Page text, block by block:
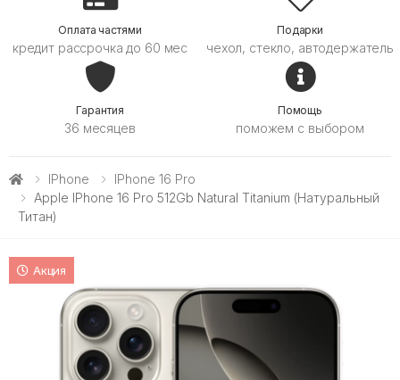
Оплата частями
кредит рассрочка до 60 мес
Подарки
чехол, стекло, автодержатель
Гарантия
36 месяцев
Помощь
поможем с выбором
IPhone
IPhone 16 Pro
Apple IPhone 16 Pro 512Gb Natural Titanium (Натуральный
Титан)
Акция